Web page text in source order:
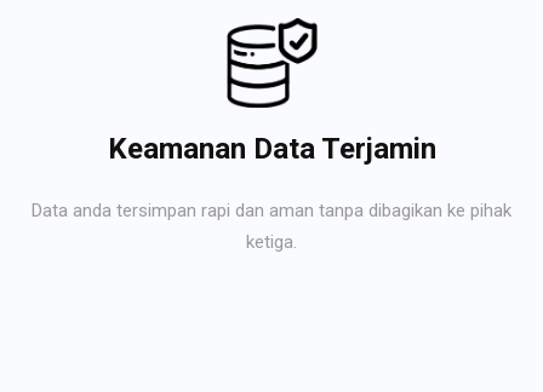
Keamanan Data Terjamin
Data anda tersimpan rapi dan aman tanpa dibagikan ke pihak
ketiga.